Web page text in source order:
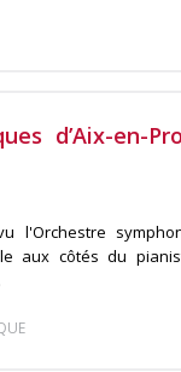
d’Aix-en-
l'Orchestre
aux côtés du